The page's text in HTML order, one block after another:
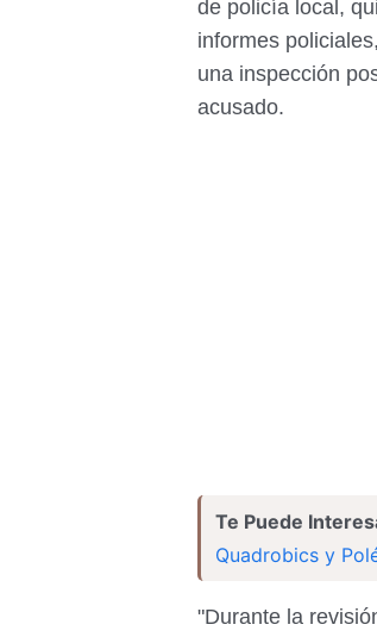
de policía local,
informes
una inspección
acusado.
Te Puede
Quadrobics y
"Durante la